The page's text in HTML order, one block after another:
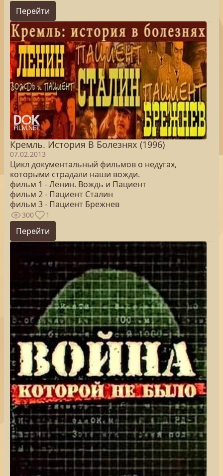
Перейти
Кремль. История В Болезнях (1996)
07.02.2013
Цикл документальный фильмов о недугах,
которыми страдали наши вожди.
фильм 1 - Ленин. Вождь и Пациент
фильм 2 - Пациент Сталин
фильм 3 - Пациент Брежнев
300 1
Перейти